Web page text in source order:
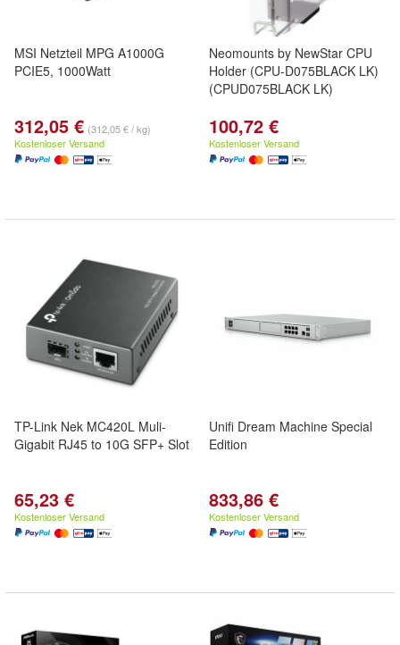
MSI Netzteil MPG A1000G
PCIE5, 1000Watt
312,05 € (312,05 € / kg)
Kostenloser Versand
Neomounts by NewStar CPU
Holder (CPU-D075BLACK LK)
(CPUD075BLACK LK)
100,72 €
Kostenloser Versand
TP-Link Nek MC420L Muli-
Gigabit RJ45 to 10G SFP+ Slot
65,23 €
Kostenloser Versand
Unifi Dream Machine Special
Edition
833,86 €
Kostenloser Versand